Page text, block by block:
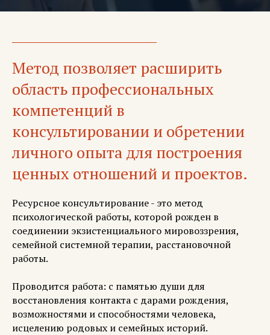
Метод позволяет расширить
область профессиональных
компетенций в
консультировании и обретении
личного опыта для построения
ценных отношений и проектов.
Ресурсное консультирование - это метод
психологической работы, которой рожден в
соединении экзистенциального мировоззрения,
семейной системной терапии, расстановочной
работы.
Проводится работа: с памятью души для
восстановления контакта с дарами рождения,
возможностями и способностями человека,
исцелению родовых и семейных историй.